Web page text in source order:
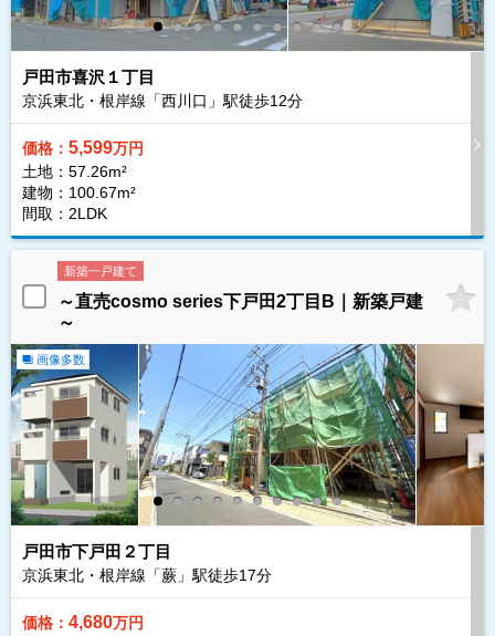
戸田市喜沢１丁目
京浜東北・根岸線「西川口」駅徒歩12分
価格： 5,599万円
土地：57.26m²
建物：100.67m²
間取：2LDK
新築一戸建て
～直売cosmo series下戸田2丁目B｜新築戸建
～
画像多数
戸田市下戸田２丁目
京浜東北・根岸線「蕨」駅徒歩17分
価格： 4,680万円